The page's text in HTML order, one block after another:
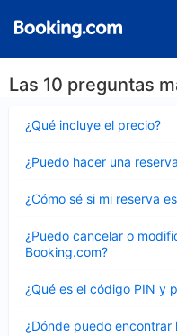
Las 10 preguntas
¿Qué incluye el precio?
cerrado
¿Puedo hacer una
cerrado
¿Cómo sé si mi reserva
cerrado
¿Puedo cancelar o
Booking.com?
cerrado
¿Qué es el código PIN y
cerrado
¿Dónde puedo
cerrado